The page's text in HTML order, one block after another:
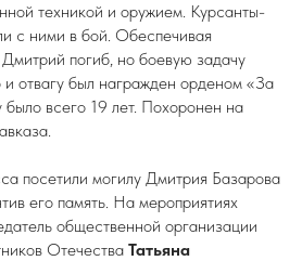
техникой и оружием. Курсанты-
с ними в бой. Обеспечивая
погиб, но боевую задачу
и отвагу был награжден орденом «За
всего 19 лет. Похоронен на
посетили могилу Дмитрия Базарова
его память. На мероприятиях
общественной организации
Отечества Татьяна